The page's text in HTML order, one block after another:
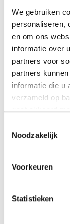
We gebruiken
personaliseren,
en om ons
informatie over
partners voor
partners
informatie die u
verzameld op
gaat akkoord
Noodzakelijk
Voorkeuren
Statistieken